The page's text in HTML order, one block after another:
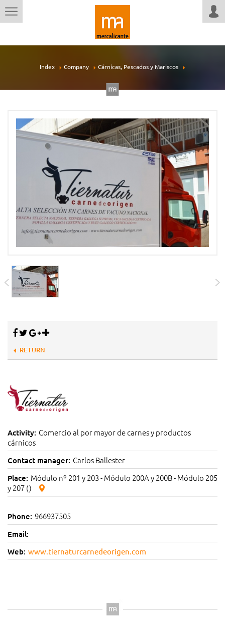
Index Company Cárnicas, Pescados y Mariscos
RETURN
Activity: Comercio al por mayor de carnes y productos
cárnicos
Contact manager: Carlos Ballester
Place: Módulo nº 201 y 203 - Módulo 200A y 200B - Módulo 205
y 207 ()
Phone: 966937505
Email:
Web: www.tiernaturcarnedeorigen.com